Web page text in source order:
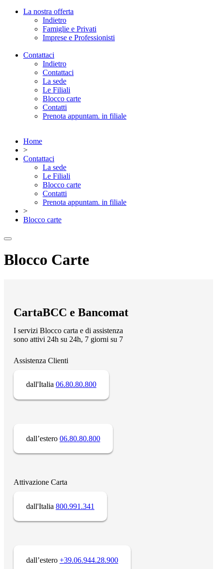
La nostra offerta
Indietro
Famiglie e Privati
Imprese e Professionisti
Contattaci
Indietro
Contattaci
La sede
Le Filiali
Blocco carte
Contatti
Prenota appuntam. in filiale
Home
>
Contattaci
La sede
Le Filiali
Blocco carte
Contatti
Prenota appuntam. in filiale
>
Blocco carte
Blocco Carte
CartaBCC e Bancomat
I servizi Blocco carta e di assistenza
sono attivi 24h su 24h, 7 giorni su 7
Assistenza Clienti
dall'Italia 06.80.80.800
dall’estero 06.80.80.800
Attivazione Carta
dall'Italia 800.991.341
dall’estero +39.06.944.28.900